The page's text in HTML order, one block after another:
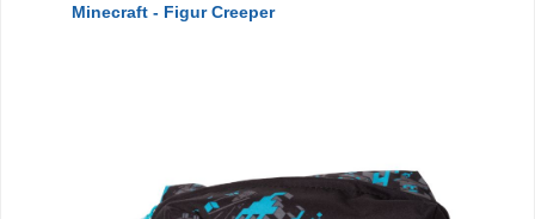
Minecraft - Figur Creeper